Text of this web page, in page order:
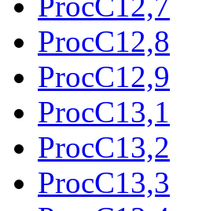
ProcC12,8
ProcC12,9
ProcC13,1
ProcC13,2
ProcC13,3